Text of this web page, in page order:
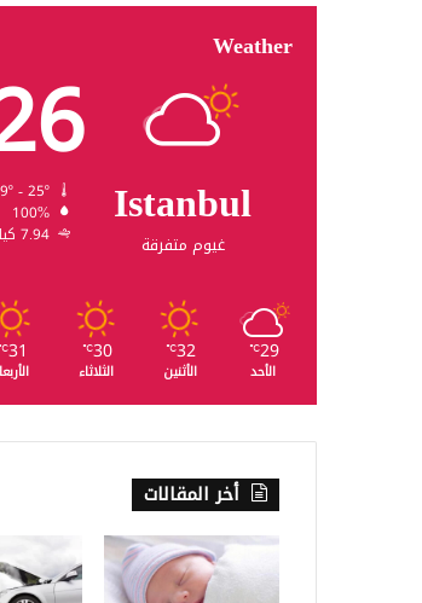
Weather
Istanbul
غيوم متفرقة
100%
7.94 كيلومتر/ساعة
29
℃
الأحد
32
℃
الأثنين
30
℃
الثلاثاء
31
℃
أخر المقالات